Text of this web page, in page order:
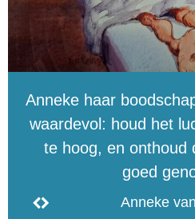
Anneke haar
waardevol: houd het
te hoog, en onthoud
goed
Anneke